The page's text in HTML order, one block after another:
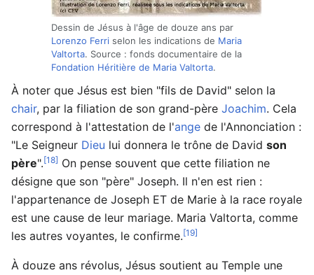
Dessin de Jésus à l'âge de douze ans par
Lorenzo Ferri selon les indications de Maria
Valtorta. Source : fonds documentaire de la
Fondation Héritière de Maria Valtorta.
À noter que Jésus est bien "fils de David" selon la
chair, par la filiation de son grand-père Joachim. Cela
correspond à l'attestation de l'ange de l'Annonciation :
"Le Seigneur Dieu lui donnera le trône de David son
père".[18] On pense souvent que cette filiation ne
désigne que son "père" Joseph. Il n'en est rien :
l'appartenance de Joseph ET de Marie à la race royale
est une cause de leur mariage. Maria Valtorta, comme
les autres voyantes, le confirme.[19]
À douze ans révolus, Jésus soutient au Temple une